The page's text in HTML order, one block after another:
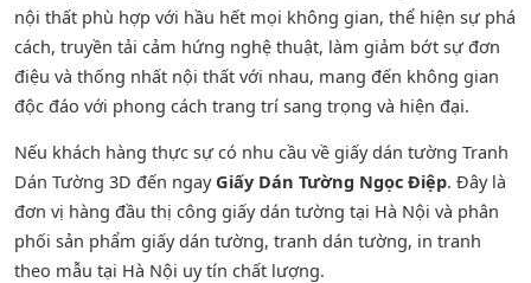
nội thất phù hợp với hầu hết mọi không gian, thể hiện sự phá
cách, truyền tải cảm hứng nghệ thuật, làm giảm bớt sự đơn
điệu và thống nhất nội thất với nhau, mang đến không gian
độc đáo với phong cách trang trí sang trọng và hiện đại.
Nếu khách hàng thực sự có nhu cầu về giấy dán tường Tranh
Dán Tường 3D đến ngayGiấy Dán Tường Ngọc Điệp. Đây là
đơn vị hàng đầu thị công giấy dán tường tại Hà Nội và phân
phối sản phẩm giấy dán tường, tranh dán tường, in tranh
theo mẫu tại Hà Nội uy tín chất lượng.